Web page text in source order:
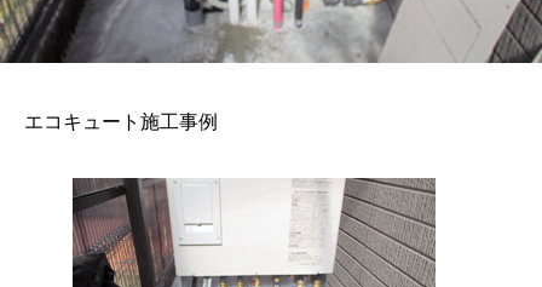
エコキュート施工事例